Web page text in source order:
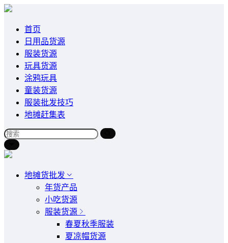
首页
日用品货源
服装货源
玩具货源
涂鸦玩具
童装货源
服装批发技巧
地摊赶集表
地摊货批发
年货产品
小吃货源
服装货源
春夏秋季服装
夏凉帽货源